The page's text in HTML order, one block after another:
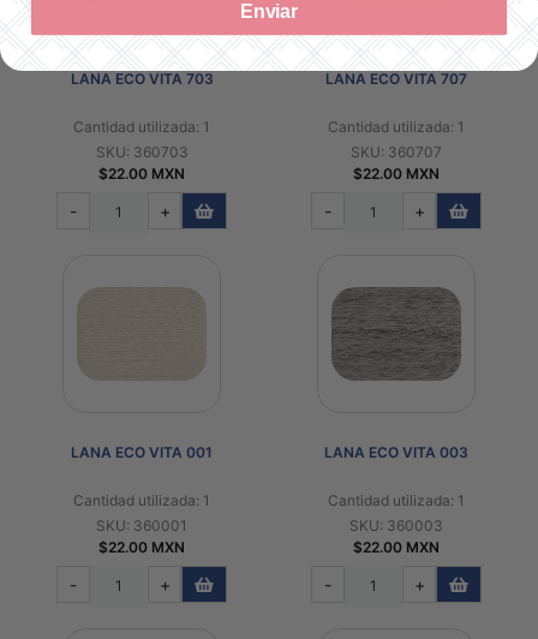
LANA ECO VITA 703
Cantidad utilizada: 1
SKU: 360703
$22.00 MXN
- +
LANA ECO VITA 707
Cantidad utilizada: 1
SKU: 360707
$22.00 MXN
- +
LANA ECO VITA 001
Cantidad utilizada: 1
SKU: 360001
$22.00 MXN
- +
LANA ECO VITA 003
Cantidad utilizada: 1
SKU: 360003
$22.00 MXN
- +
Enviar